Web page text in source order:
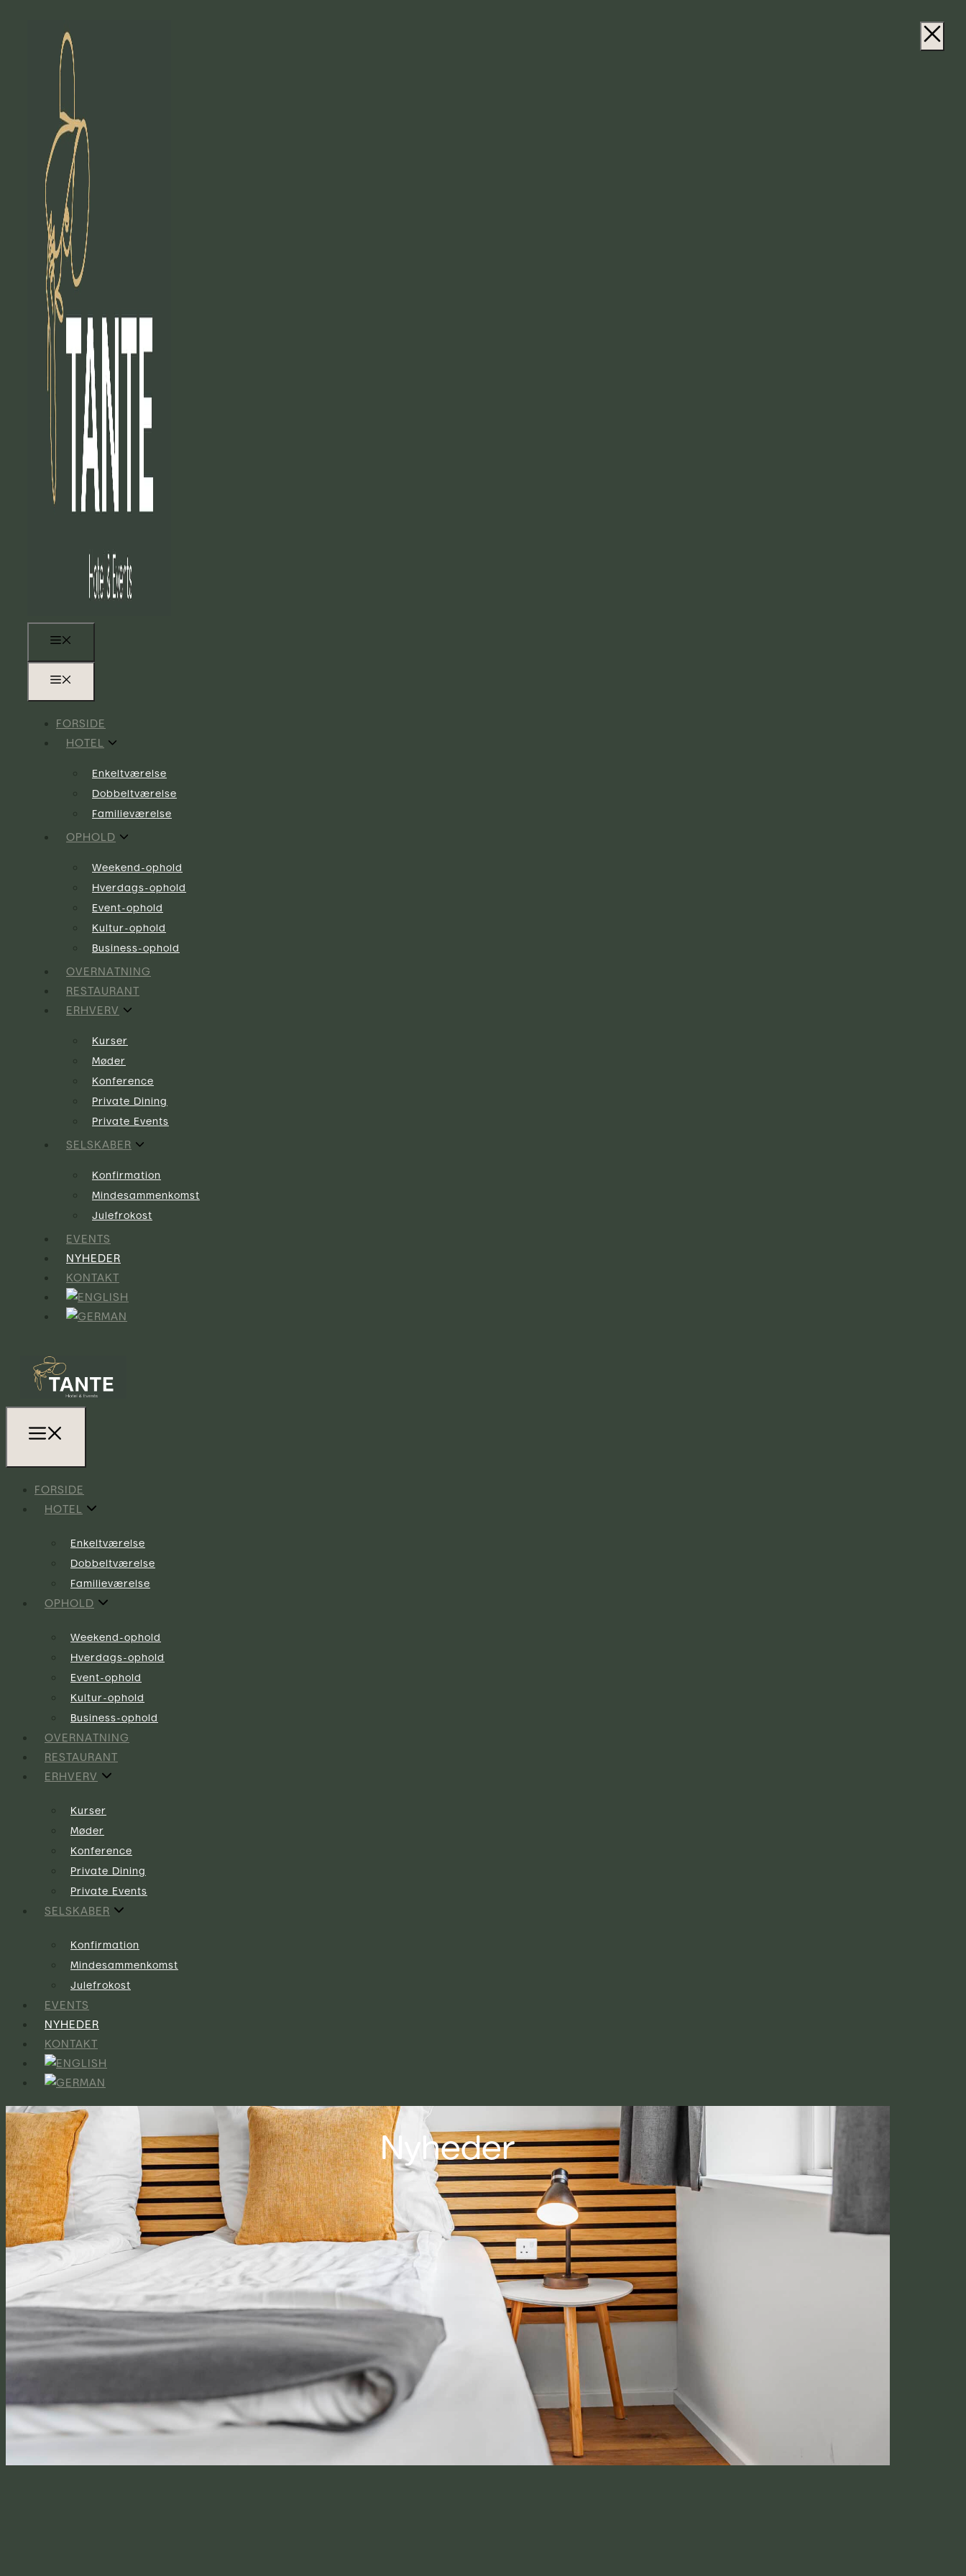
FORSIDE
HOTEL
Enkeltværelse
Dobbeltværelse
Familieværelse
OPHOLD
Weekend-ophold
Hverdags-ophold
Event-ophold
Kultur-ophold
Business-ophold
OVERNATNING
RESTAURANT
ERHVERV
Kurser
Møder
Konference
Private Dining
Private Events
SELSKABER
Konfirmation
Mindesammenkomst
Julefrokost
EVENTS
NYHEDER
KONTAKT
FORSIDE
HOTEL
Enkeltværelse
Dobbeltværelse
Familieværelse
OPHOLD
Weekend-ophold
Hverdags-ophold
Event-ophold
Kultur-ophold
Business-ophold
OVERNATNING
RESTAURANT
ERHVERV
Kurser
Møder
Konference
Private Dining
Private Events
SELSKABER
Konfirmation
Mindesammenkomst
Julefrokost
EVENTS
NYHEDER
KONTAKT
Nyheder